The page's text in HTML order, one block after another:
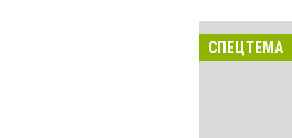
СПЕЦТЕМА